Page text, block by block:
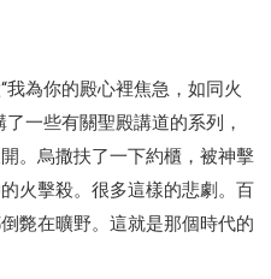
啟示錄
聖經故事
間管理和學習方法
命定
建立榮耀教會
的人
變革研討會
為你的殿心裡焦急，如同火
一些有關聖殿講道的系列，
。烏撒扶了一下約櫃，被神擊
火擊殺。很多這樣的悲劇。百
斃在曠野。這就是那個時代的